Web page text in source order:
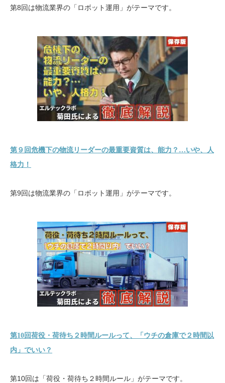
第8回は物流業界の「ロボット運用」がテーマです。
第９回危機下の物流リーダーの最重要資質は、能力？…いや、人
格力！
第9回は物流業界の「ロボット運用」がテーマです。
第10回荷役・荷待ち２時間ルールって、「ウチの倉庫で２時間以
内」でいい？
第10回は「荷役・荷待ち２時間ルール」がテーマです。